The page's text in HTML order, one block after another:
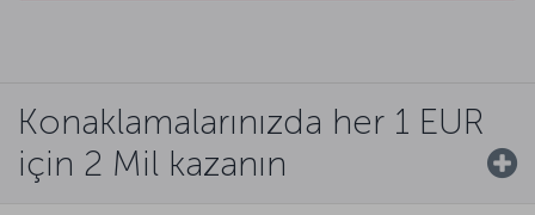
Konaklamalarınızda her 1 EUR
için 2 Mil kazanın